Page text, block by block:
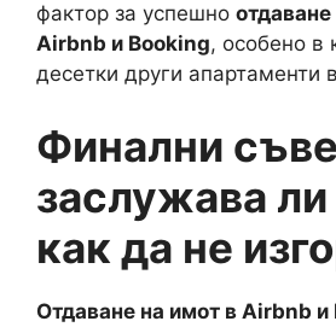
фактор за успешно
Airbnb и Booking, особено в
десетки други апартаменти
Финални
заслужава ли
как да не
Отдаване на имот в Airbnb и